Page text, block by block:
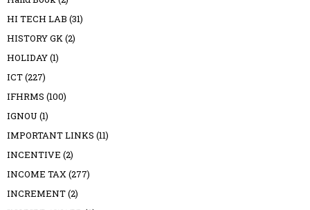
HI TECH LAB (31)
HISTORY GK(2)
HOLIDAY(1)
ICT(227)
IFHRMS (100)
IGNOU (1)
IMPORTANT LINKS (11)
INCENTIVE (2)
INCOME TAX(277)
INCREMENT(2)